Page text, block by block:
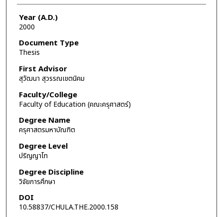
Year (A.D.)
2000
Document Type
Thesis
First Advisor
สุวัฒนา สุวรรณเขตนิคม
Faculty/College
Faculty of Education (คณะครุศาสตร์)
Degree Name
ครุศาสตรมหาบัณฑิต
Degree Level
ปริญญาโท
Degree Discipline
วิจัยการศึกษา
DOI
10.58837/CHULA.THE.2000.158